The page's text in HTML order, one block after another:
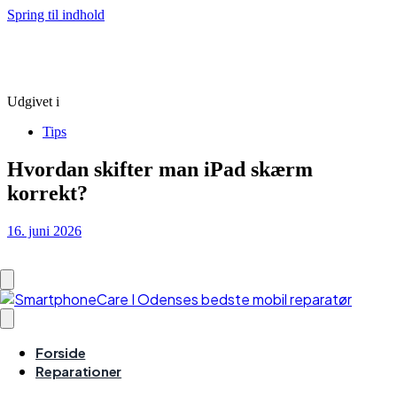
Spring til indhold
Forside
Reparationer
Udgivet i
Tips
Hvordan skifter man iPad skærm
korrekt?
16. juni 2026